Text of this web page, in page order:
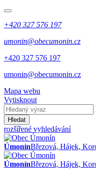
+420 327 576 197
umonin@obecumonin.cz
+420 327 576 197
umonin@obecumonin.cz
Mapa webu
Vytisknout
Hledat
rozšířené vyhledávání
ÚmonínBřezová, Hájek,
ÚmonínBřezová, Hájek,